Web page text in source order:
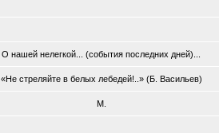
О нашей нелегкой... (события последних дней)...
«Не стреляйте в белых лебедей!..» (Б. Васильев)
М.